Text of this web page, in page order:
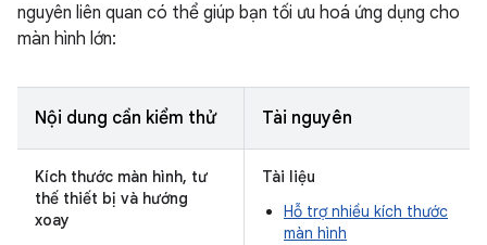
nguyên liên quan có thể giúp bạn tối ưu hoá ứng dụng cho
màn hình lớn:
Nội dung cần kiểm thử Tài nguyên
Kích thước màn hình, tư
thế thiết bị và hướng
xoay
Tài liệu
Hỗ trợ nhiều kích thước
màn hình